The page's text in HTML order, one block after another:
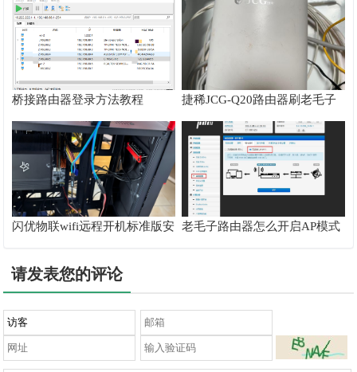
桥接路由器登录方法教程
捷稀JCG-Q20路由器刷老毛子
padavan系统方法
闪优物联wifi远程开机标准版安
老毛子路由器怎么开启AP模式
请发表您的评论